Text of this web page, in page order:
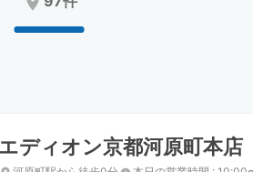
for
changing
for
changing
エディオン京都河原町本店